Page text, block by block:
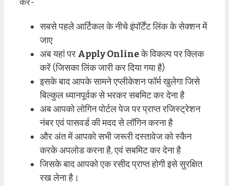
सबसे पहले आर्टिकल के नीचे इंपॉर्टेंट लिंक के सेक्शन में
जाए
अब यहां पर Apply Onlineके विकल्प पर क्लिक
करें (जिसका लिंक जारी कर दिया गया है)
इसके बाद आपके सामने एप्लीकेशन फॉर्म खुलेगा जिसे
बिल्कुल ध्यानपूर्वक से भरकर सबमिट कर देना है
अब आपको लोगिन पोर्टल पेज पर प्राप्त रजिस्ट्रेशन
नंबर एवं पासवर्ड की मदद से लॉगिन करना है
और अंत में आपको सभी जरूरी दस्तावेज को स्कैन
करके अपलोड करना है, एवं सबमिट कर देना है
जिसके बाद आपको एक रसीद प्राप्त होगी इसे सुरक्षित
रख लेना है।